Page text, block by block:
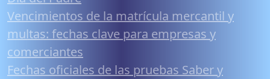
Vencimientos de la matrícula mercantil y
multas: fechas clave para empresas y
comerciantes
Fechas oficiales de las pruebas Saber y